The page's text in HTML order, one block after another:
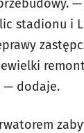
—
stadionu i
— dodaje.